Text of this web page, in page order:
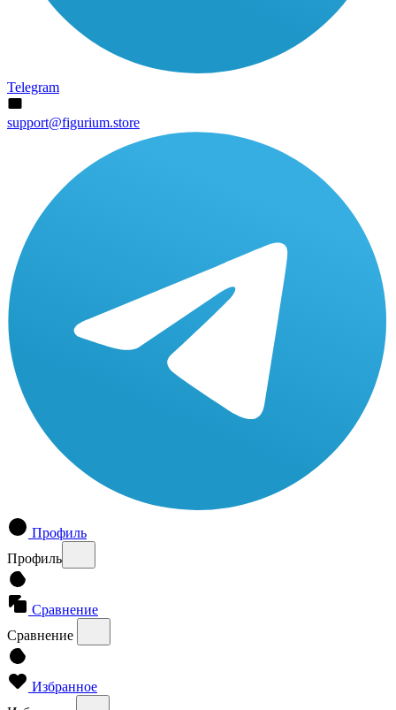
Telegram
support@figurium.store
Профиль
Профиль
Сравнение
Сравнение
Избранное